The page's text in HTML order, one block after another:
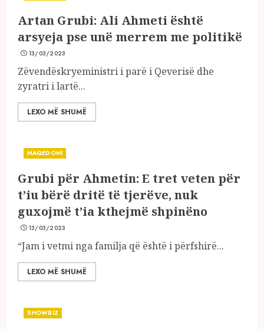
Artan Grubi: Ali Ahmeti është
arsyeja pse unë merrem me politikë
13/03/2023
Zëvendëskryeministri i parë i Qeverisë dhe
zyratri i lartë...
LEXO MË SHUMË
MAQEDONI
Grubi për Ahmetin: E tret veten për
t’iu bërë dritë të tjerëve, nuk
guxojmë t’ia kthejmë shpinëno
13/03/2023
“Jam i vetmi nga familja që është i përfshirë...
LEXO MË SHUMË
SHOWBIZ